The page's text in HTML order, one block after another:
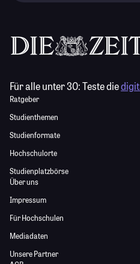
Für alle unter 30:Teste die
Ratgeber
Studienthemen
Studienformate
Hochschulorte
Studienplatzbörse
Über uns
Impressum
Für Hochschulen
Mediadaten
Unsere Partner